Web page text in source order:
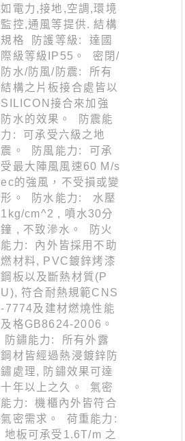
如電力,接地,空調,環境
監控,通風等提供. 結構
規格 防護等級: 達國
際級等級IP55。 密閉/
防水/防風/防震: 所有
結構之片板接合處皆以
SILICON接合來加強
防水的效果。 防震能
力: 可承受六級之地
震。 防風能力: 可承
受最大陣風風速60 M/s
ec的強風，不受損或變
形。 防水能力: 水壓
1kg/cm^2 , 噴水30分
鐘 , 不致滲水。 防火
能力: 內外皆採用不助
燃材料, PVC鍍鋅烤漆
鋼板以及斷熱材質(P
U), 符合耐熱規範CNS
-7774及建材燃燒性能
及格GB8624-2006。
防鏽能力: 所有外露
鋼材皆經過熱浸鍍鋅防
鏽處理, 防鏽效果可達
十年以上之久。 氣密
能力: 機櫃內外皆符合
氣密需求。 荷重能力:
地板可承受1.6T/m 之